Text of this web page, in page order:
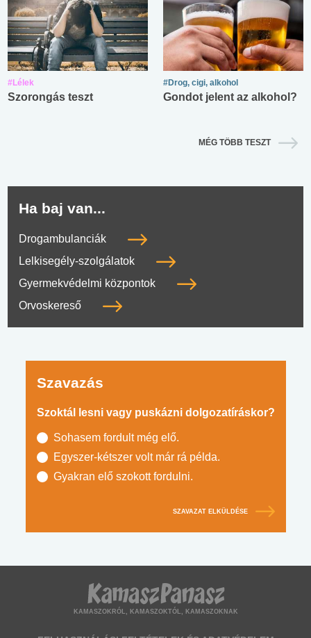
#Lélek
Szorongás teszt
#Drog, cigi, alkohol
Gondot jelent az alkohol?
MÉG TÖBB TESZT
Ha baj van...
Drogambulanciák
Lelkisegély-szolgálatok
Gyermekvédelmi központok
Orvoskereső
Szavazás
Szoktál lesni vagy puskázni dolgozatíráskor?
Sohasem fordult még elő.
Egyszer-kétszer volt már rá példa.
Gyakran elő szokott fordulni.
SZAVAZAT ELKÜLDÉSE
KAMASZOKRÓL, KAMASZOKTÓL, KAMASZOKNAK